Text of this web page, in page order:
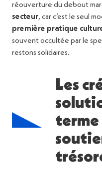
réouverture du debout
secteur, car c’est le seul
première pratique
souvent occultée par le
restons solidaires.
Les
terme